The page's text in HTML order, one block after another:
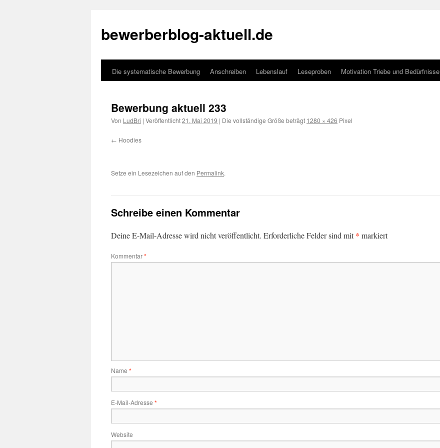
bewerberblog-aktuell.de
Die systematische Bewerbung Anschreiben Lebenslauf Leseproben Motivation Triebe und Bedürfnisse
Bewerbung aktuell 233
Von LudBri | Veröffentlicht21. Mai 2019 | Die vollständige Größe beträgt 1280 × 426 Pixel
Hoodies
Setze ein Lesezeichen auf den Permalink.
Schreibe einen Kommentar
Deine E-Mail-Adresse wird nicht veröffentlicht. Erforderliche Felder sind mit* markiert
Kommentar*
Name *
E-Mail-Adresse *
Website